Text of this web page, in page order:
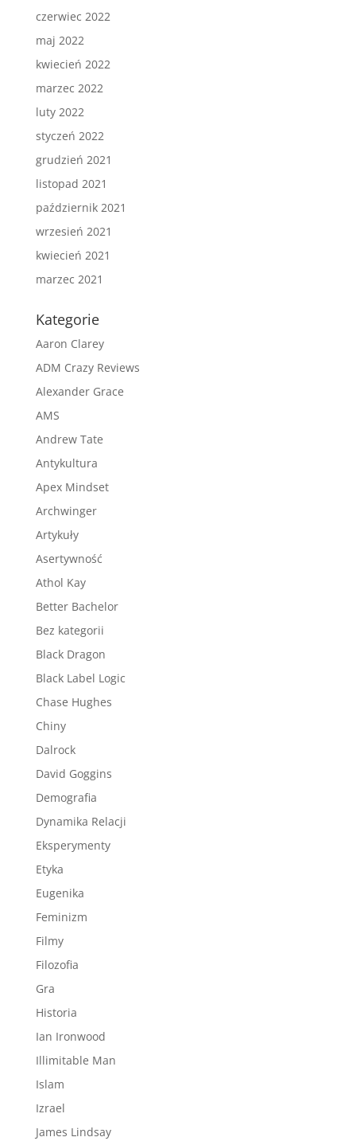
czerwiec 2022
maj 2022
kwiecień 2022
marzec 2022
luty 2022
styczeń 2022
grudzień 2021
listopad 2021
październik 2021
wrzesień 2021
kwiecień 2021
marzec 2021
Kategorie
Aaron Clarey
ADM Crazy Reviews
Alexander Grace
AMS
Andrew Tate
Antykultura
Apex Mindset
Archwinger
Artykuły
Asertywność
Athol Kay
Better Bachelor
Bez kategorii
Black Dragon
Black Label Logic
Chase Hughes
Chiny
Dalrock
David Goggins
Demografia
Dynamika Relacji
Eksperymenty
Etyka
Eugenika
Feminizm
Filmy
Filozofia
Gra
Historia
Ian Ironwood
Illimitable Man
Islam
Izrael
James Lindsay